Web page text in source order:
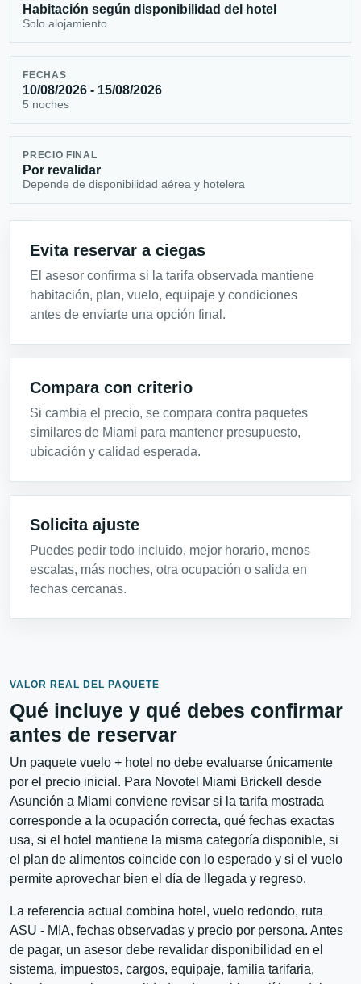
Habitación según disponibilidad del hotel
Solo alojamiento
FECHAS
10/08/2026 - 15/08/2026
5 noches
PRECIO FINAL
Por revalidar
Depende de disponibilidad aérea y hotelera
Evita reservar a ciegas
El asesor confirma si la tarifa observada mantiene
habitación, plan, vuelo, equipaje y condiciones
antes de enviarte una opción final.
Compara con criterio
Si cambia el precio, se compara contra paquetes
similares de Miami para mantener presupuesto,
ubicación y calidad esperada.
Solicita ajuste
Puedes pedir todo incluido, mejor horario, menos
escalas, más noches, otra ocupación o salida en
fechas cercanas.
VALOR REAL DEL PAQUETE
Qué incluye y qué debes confirmar
antes de reservar
Un paquete vuelo + hotel no debe evaluarse únicamente
por el precio inicial. Para Novotel Miami Brickell desde
Asunción a Miami conviene revisar si la tarifa mostrada
corresponde a la ocupación correcta, qué fechas exactas
usa, si el hotel mantiene la misma categoría disponible, si
el plan de alimentos coincide con lo esperado y si el vuelo
permite aprovechar bien el día de llegada y regreso.
La referencia actual combina hotel, vuelo redondo, ruta
ASU - MIA, fechas observadas y precio por persona. Antes
de pagar, un asesor debe revalidar disponibilidad en el
sistema, impuestos, cargos, equipaje, familia tarifaria,